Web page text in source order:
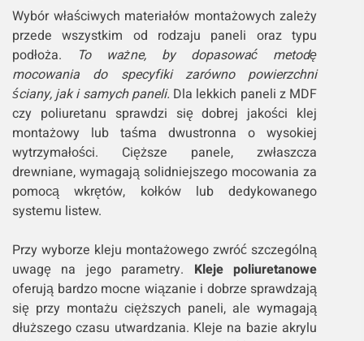
Wybór właściwych materiałów montażowych zależy
przede wszystkim od rodzaju paneli oraz typu
podłoża.
To ważne, by dopasować metodę
mocowania do specyfiki zarówno powierzchni
ściany, jak i samych paneli. Dla lekkich paneli z MDF
czy poliuretanu sprawdzi się dobrej jakości klej
montażowy lub taśma dwustronna o wysokiej
wytrzymałości. Cięższe panele, zwłaszcza
drewniane, wymagają solidniejszego mocowania za
pomocą wkrętów, kołków lub dedykowanego
systemu listew.
Przy wyborze kleju montażowego zwróć szczególną
uwagę na jego parametry. Kleje poliuretanowe
oferują bardzo mocne wiązanie i dobrze sprawdzają
się przy montażu cięższych paneli, ale wymagają
dłuższego czasu utwardzania. Kleje na bazie akrylu